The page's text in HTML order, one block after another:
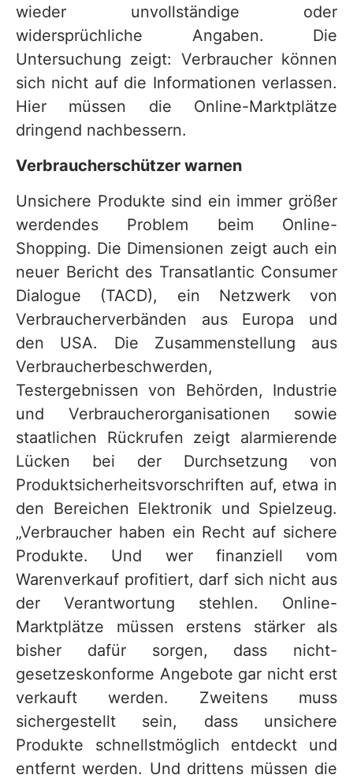
wieder unvollständige oder
widersprüchliche Angaben. Die
Untersuchung zeigt: Verbraucher können
sich nicht auf die Informationen verlassen.
Hier müssen die Online-Marktplätze
dringend nachbessern.
Verbraucherschützer warnen
Unsichere Produkte sind ein immer größer
werdendes Problem beim Online-
Shopping. Die Dimensionen zeigt auch ein
neuer Bericht des Transatlantic Consumer
Dialogue (TACD), ein Netzwerk von
Verbraucherverbänden aus Europa und
den USA. Die Zusammenstellung aus
Verbraucherbeschwerden,
Testergebnissen von Behörden, Industrie
und Verbraucherorganisationen sowie
staatlichen Rückrufen zeigt alarmierende
Lücken bei der Durchsetzung von
Produktsicherheitsvorschriften auf, etwa in
den Bereichen Elektronik und Spielzeug.
„Verbraucher haben ein Recht auf sichere
Produkte. Und wer finanziell vom
Warenverkauf profitiert, darf sich nicht aus
der Verantwortung stehlen. Online-
Marktplätze müssen erstens stärker als
bisher dafür sorgen, dass nicht-
gesetzeskonforme Angebote gar nicht erst
verkauft werden. Zweitens muss
sichergestellt sein, dass unsichere
Produkte schnellstmöglich entdeckt und
entfernt werden. Und drittens müssen die